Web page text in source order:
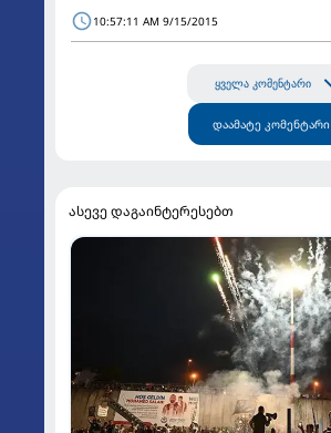
10:57:11 AM 9/15/2015
ყველა კომენტარი
დაამატე კომენტარი
ასევე დაგაინტერესებთ